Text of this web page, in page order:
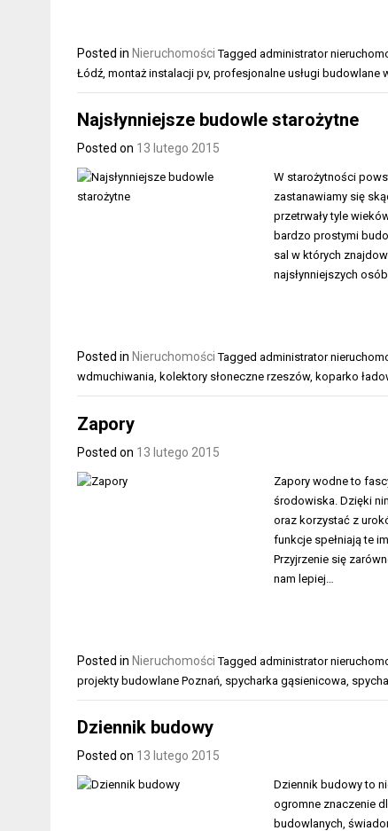
Posted in Nieruchomości Tagged administrator
Łódź montaż instalacji pv, profesjonalne usługi budowlane
Najsłynniejsze budowle starożytne
Posted on 13 lutego 2015
W starożytności
zastanawiamy się
przetrwały tyle
bardzo prostymi
sal w których
najsłynniejszych
Posted in Nieruchomości Tagged administrator
wdmuchiwania, kolektory słoneczne rzeszów, koparko
Zapory
Posted on 13 lutego 2015
Zapory wodne to
środowiska. Dzięki
oraz korzystać z
funkcje spełniają te
Przyjrzenie się
nam lepiej…
Posted in Nieruchomości Tagged administrator
projekty budowlane Poznań spycharka gąsienicowa
Dziennik budowy
Posted on 13 lutego 2015
Dziennik budowy to
ogromne znaczenie
budowlanych,